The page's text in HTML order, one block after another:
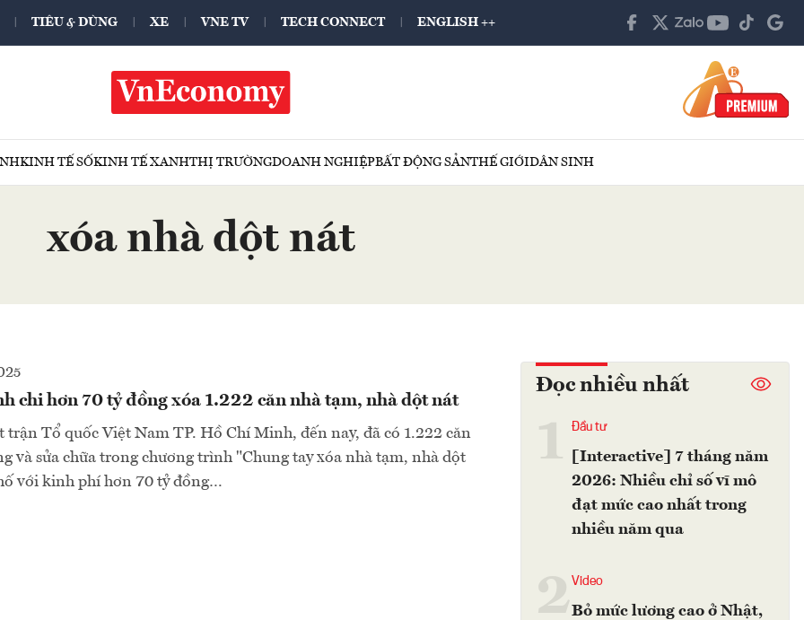
TIÊU & DÙNG XE VNE TV TECH CONNECT ENGLISH ++
KINH TẾ SỐKINH TẾ XANHTHỊ TRƯỜNGDOANH NGHIỆPBẤT ĐỘNG SẢNTHẾ GIỚIDÂN SINH
xóa nhà dột nát
chi hơn 70 tỷ đồng xóa 1.222 căn nhà tạm, nhà dột nát
trận Tổ quốc Việt Nam TP. Hồ Chí Minh, đến nay, đã có 1.222 căn
và sửa chữa trong chương trình "Chung tay xóa nhà tạm, nhà dột
với kinh phí hơn 70 tỷ đồng…
Đọc nhiều nhất
Đầu tư
[Interactive] 7 tháng năm
2026: Nhiều chỉ số vĩ mô
đạt mức cao nhất trong
nhiều năm qua
2Video
Bỏ mức lương cao ở Nhật,